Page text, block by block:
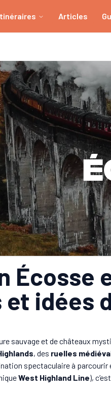
Articles
Écosse
idées
sauvage et de châteaux
, des ruelles
spectaculaire à
West Highland Line),